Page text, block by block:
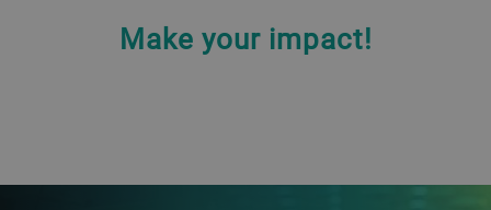
Make your impact!